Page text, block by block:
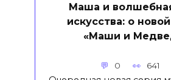
Маша и
искусства: о
«Маши и
0 641